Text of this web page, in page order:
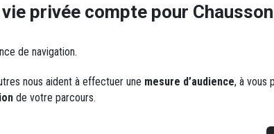
privée compte pour Chausson
de navigation.
nous aident à effectuer une mesure d’audience, à vous
de votre parcours.